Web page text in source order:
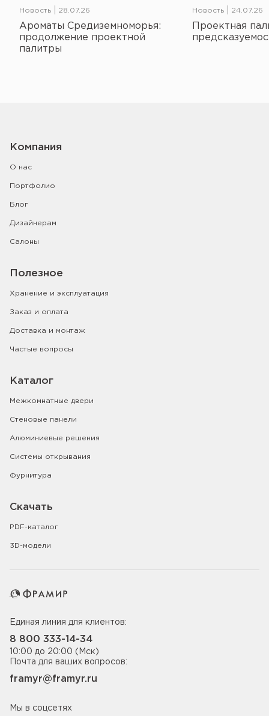
Новость 28.07.26
Ароматы Средиземноморья:
продолжение проектной
палитры
Новость 24.07.26
Проектная
Компания
О нас
Портфолио
Блог
Дизайнерам
Салоны
Полезное
Хранение и эксплуатация
Заказ и оплата
Доставка и монтаж
Частые вопросы
Каталог
Межкомнатные двери
Стеновые панели
Алюминиевые решения
Системы открывания
Фурнитура
Скачать
PDF-каталог
3D-модели
Единая линия для клиентов:
8 800 333-14-34
10:00 до 20:00 (Мск)
Почта для ваших вопросов:
framyr@framyr.ru
Мы в соцсетях